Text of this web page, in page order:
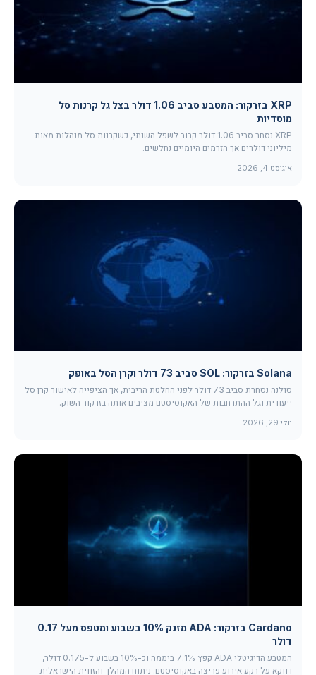
XRP בזרקור: המטבע סביב 1.06 דולר בצל גל קרנות סל
מוסדיות
XRP נסחר סביב 1.06 דולר קרוב לשפל השנתי, כשקרנות סל מנהלות מאות
מיליוני דולרים אך הזרמים היומיים נחלשים.
אוגוסט 4, 2026
Solana בזרקור: SOL סביב 73 דולר וקרן הסל באופק
סולנה נסחרת סביב 73 דולר לפני החלטת הריבית, אך הציפייה לאישור קרן סל
ייעודית וגל ההתרחבות של האקוסיסטם מציבים אותה בזרקור השוק.
יולי 29, 2026
Cardano בזרקור: ADA מזנק 10% בשבוע ומטפס מעל 0.17
דולר
המטבע הדיגיטלי ADA קפץ 7.1% ביממה וכ-10% בשבוע ל-0.175 דולר,
דווקא על רקע אירוע פריצה באקוסיסטם. ניתוח המהלך והזווית הישראלית